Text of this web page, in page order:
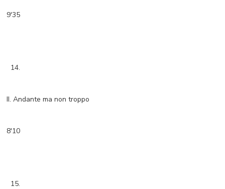
9'35
14.
II. Andante ma non troppo
8'10
15.